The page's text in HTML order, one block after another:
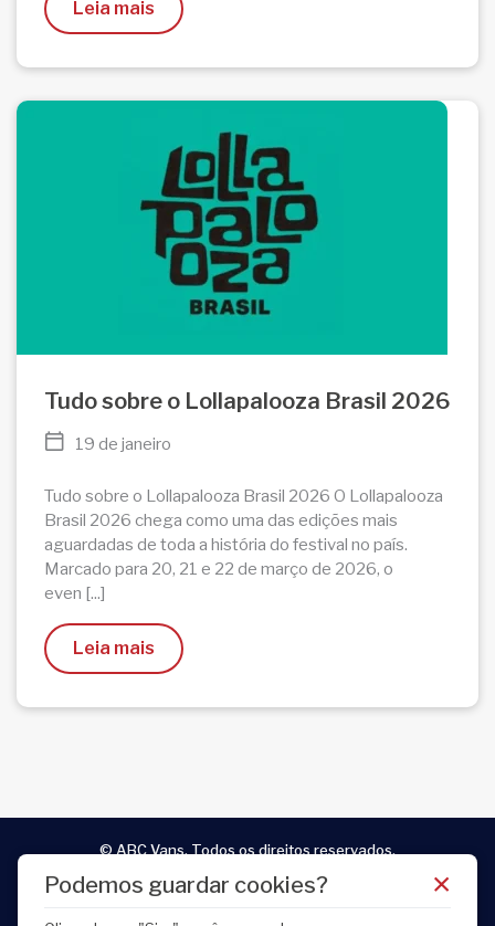
Leia mais
Tudo sobre o Lollapalooza Brasil 2026
19 de janeiro
Tudo sobre o Lollapalooza Brasil 2026 O Lollapalooza
Brasil 2026 chega como uma das edições mais
aguardadas de toda a história do festival no país.
Marcado para 20, 21 e 22 de março de 2026, o
even [...]
Leia mais
© ABC Vans. Todos os direitos reservados.
Podemos guardar cookies? ×